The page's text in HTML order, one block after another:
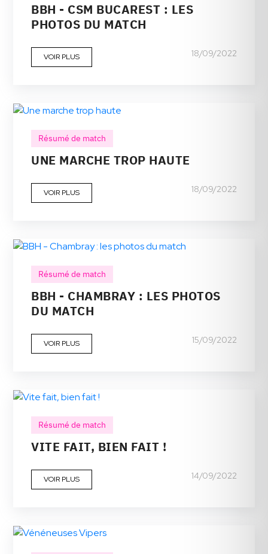
BBH - CSM BUCAREST : LES
PHOTOS DU MATCH
VOIR PLUS 18/09/2022
Résumé de match
UNE MARCHE TROP HAUTE
VOIR PLUS 18/09/2022
Résumé de match
BBH - CHAMBRAY : LES PHOTOS
DU MATCH
VOIR PLUS 15/09/2022
Résumé de match
VITE FAIT, BIEN FAIT !
VOIR PLUS 14/09/2022